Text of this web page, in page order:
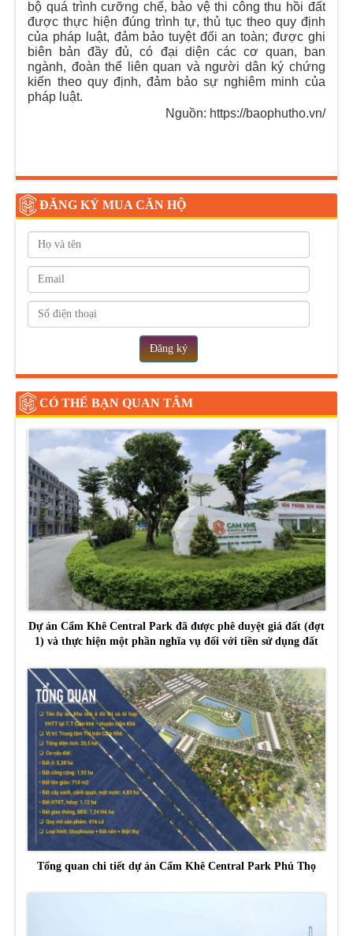
bộ quá trình cưỡng chế, bảo vệ thi công thu hồi đất
được thực hiện đúng trình tự, thủ tục theo quy định
của pháp luật, đảm bảo tuyệt đối an toàn; được ghi
biên bản đầy đủ, có đại diện các cơ quan, ban
ngành, đoàn thể liên quan và người dân ký chứng
kiến theo quy định, đảm bảo sự nghiêm minh của
pháp luật.
Nguồn: https://baophutho.vn/
ĐĂNG KÝ MUA CĂN HỘ
Đăng ký
CÓ THỂ BẠN QUAN TÂM
Dự án Cẩm Khê Central Park đã được phê duyệt giá đất (đợt
1) và thực hiện một phần nghĩa vụ đối với tiền sử dụng đất
Tổng quan chi tiết dự án Cẩm Khê Central Park Phú Thọ